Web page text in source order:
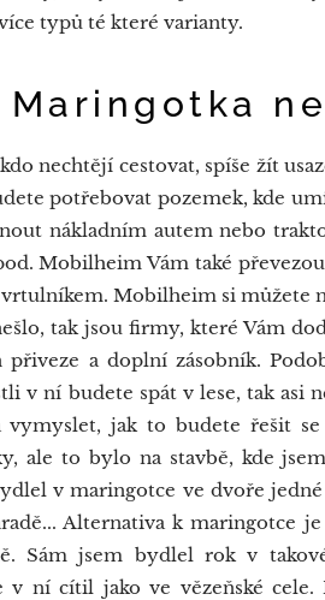
typů té které varianty.
nechtějí cestovat, spíše žít
potřebovat pozemek, kde
nákladním autem nebo
Mobilheim Vám také
Mobilheim si můžete
tak jsou firmy, které Vám
přiveze a doplní zásobník.
v ní budete spát v lese, tak asi
jak to budete řešit
ale to bylo na stavbě, kde
v maringotce ve dvoře
Alternativa k maringotce
Sám jsem bydlel rok v
v ní cítil jako ve vězeňské